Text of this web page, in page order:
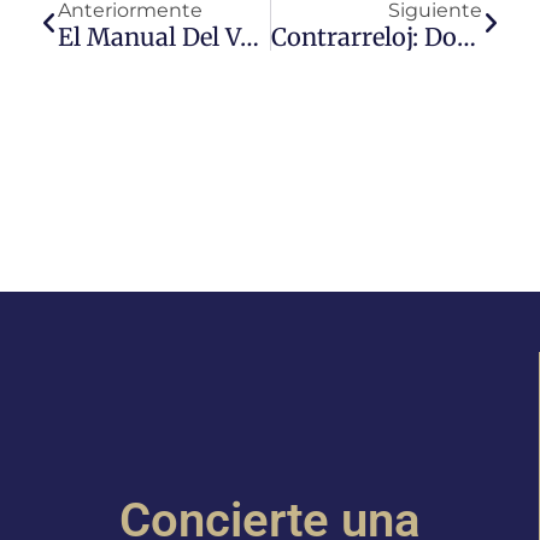
Anteriormente
El Manual Del Vendedor De CRE: Una Guía Completa Para Su Intercambio 1031
Siguiente
Contrarreloj: Domine Las Reglas De 45 Y 180 Días Para Su CRE 1031
Concierte una